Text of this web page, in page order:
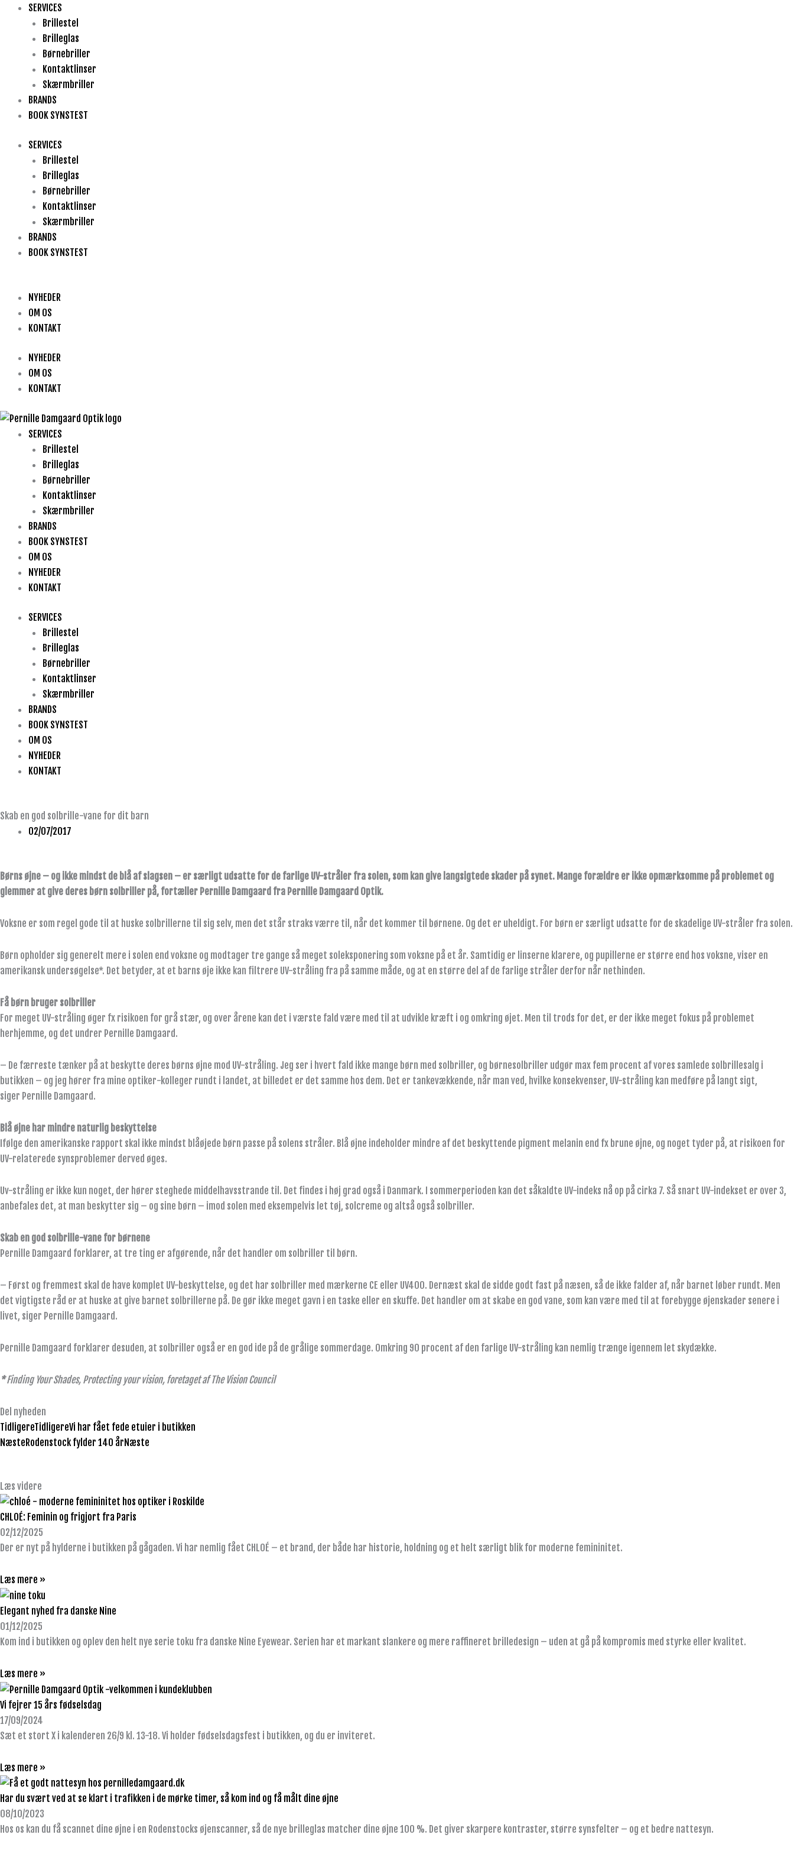
indholdet
SERVICES
Brillestel
Brilleglas
Børnebriller
Kontaktlinser
Skærmbriller
BRANDS
BOOK SYNSTEST
SERVICES
Brillestel
Brilleglas
Børnebriller
Kontaktlinser
Skærmbriller
BRANDS
BOOK SYNSTEST
NYHEDER
OM OS
KONTAKT
NYHEDER
OM OS
KONTAKT
SERVICES
Brillestel
Brilleglas
Børnebriller
Kontaktlinser
Skærmbriller
BRANDS
BOOK SYNSTEST
OM OS
NYHEDER
KONTAKT
SERVICES
Brillestel
Brilleglas
Børnebriller
Kontaktlinser
Skærmbriller
BRANDS
BOOK SYNSTEST
OM OS
NYHEDER
KONTAKT
Skab en god solbrille-vane for dit barn
02/07/2017
Børns øjne – og ikke mindst de blå af slagsen – er særligt udsatte for de farlige UV-stråler fra solen, som kan give langsigtede skader på synet. Mange forældre er ikke opmærksomme på problemet og
glemmer at give deres børn solbriller på, fortæller Pernille Damgaard fra Pernille Damgaard Optik.
Voksne er som regel gode til at huske solbrillerne til sig selv, men det står straks værre til, når det kommer til børnene. Og det er uheldigt. For børn er særligt udsatte for de skadelige UV-stråler fra solen.
Børn opholder sig generelt mere i solen end voksne og modtager tre gange så meget soleksponering som voksne på et år. Samtidig er linserne klarere, og pupillerne er større end hos voksne, viser en
amerikansk undersøgelse*. Det betyder, at et barns øje ikke kan filtrere UV-stråling fra på samme måde, og at en større del af de farlige stråler derfor når nethinden.
Få børn bruger solbriller
For meget UV-stråling øger fx risikoen for grå stær, og over årene kan det i værste fald være med til at udvikle kræft i og omkring øjet. Men til trods for det, er der ikke meget fokus på problemet
herhjemme, og det undrer Pernille Damgaard.
– De færreste tænker på at beskytte deres børns øjne mod UV-stråling. Jeg ser i hvert fald ikke mange børn med solbriller, og børnesolbriller udgør max fem procent af vores samlede solbrillesalg i
butikken – og jeg hører fra mine optiker-kolleger rundt i landet, at billedet er det samme hos dem. Det er tankevækkende, når man ved, hvilke konsekvenser, UV-stråling kan medføre på langt sigt,
siger Pernille Damgaard.
Blå øjne har mindre naturlig beskyttelse
Ifølge den amerikanske rapport skal ikke mindst blåøjede børn passe på solens stråler. Blå øjne indeholder mindre af det beskyttende pigment melanin end fx brune øjne, og noget tyder på, at risikoen for
UV-relaterede synsproblemer derved øges.
Uv-stråling er ikke kun noget, der hører steghede middelhavsstrande til. Det findes i høj grad også i Danmark. I sommerperioden kan det såkaldte UV-indeks nå op på cirka 7. Så snart UV-indekset er over 3,
anbefales det, at man beskytter sig – og sine børn – imod solen med eksempelvis let tøj, solcreme og altså også solbriller.
Skab en god solbrille-vane for børnene
Pernille Damgaard forklarer, at tre ting er afgørende, når det handler om solbriller til børn.
– Først og fremmest skal de have komplet UV-beskyttelse, og det har solbriller med mærkerne CE eller UV400. Dernæst skal de sidde godt fast på næsen, så de ikke falder af, når barnet løber rundt. Men
det vigtigste råd er at huske at give barnet solbrillerne på. De gør ikke meget gavn i en taske eller en skuffe. Det handler om at skabe en god vane, som kan være med til at forebygge øjenskader senere i
livet, siger Pernille Damgaard.
Pernille Damgaard forklarer desuden, at solbriller også er en god ide på de grålige sommerdage. Omkring 90 procent af den farlige UV-stråling kan nemlig trænge igennem let skydække.
*Finding Your Shades, Protecting your vision, foretaget af The Vision Council
Del nyheden
TidligereTidligereVi har fået fede etuier i butikken
NæsteRodenstock fylder 140 årNæste
Læs videre
CHLOÉ: Feminin og frigjort fra Paris
02/12/2025
Der er nyt på hylderne i butikken på gågaden. Vi har nemlig fået CHLOÉ – et brand, der både har historie, holdning og et helt særligt blik for moderne femininitet.
Læs mere »
Elegant nyhed fra danske Nine
01/12/2025
Kom ind i butikken og oplev den helt nye serie toku fra danske Nine Eyewear. Serien har et markant slankere og mere raffineret brilledesign – uden at gå på kompromis med styrke eller kvalitet.
Læs mere »
Vi fejrer 15 års fødselsdag
17/09/2024
Sæt et stort X i kalenderen 26/9 kl. 13-18. Vi holder fødselsdagsfest i butikken, og du er inviteret.
Læs mere »
Har du svært ved at se klart i trafikken i de mørke timer, så kom ind og få målt dine øjne
08/10/2023
Hos os kan du få scannet dine øjne i en Rodenstocks øjenscanner, så de nye brilleglas matcher dine øjne 100 %. Det giver skarpere kontraster, større synsfelter – og et bedre nattesyn.